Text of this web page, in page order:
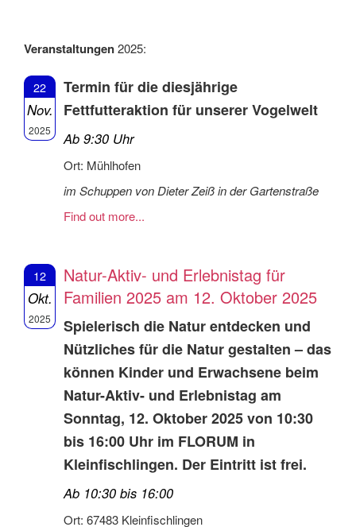
Veranstaltungen2025:
22
Nov.
2025
Termin für die diesjährige
Fettfutteraktion für unserer Vogelwelt
Ab 9:30 Uhr
Ort: Mühlhofen
im Schuppen von Dieter Zeiß in der Gartenstraße
Find out more...
12
Okt.
2025
Natur-Aktiv- und Erlebnistag für
Familien 2025 am 12. Oktober 2025
Spielerisch die Natur entdecken und
Nützliches für die Natur gestalten – das
können Kinder und Erwachsene beim
Natur-Aktiv- und Erlebnistag am
Sonntag, 12. Oktober 2025 von 10:30
bis 16:00 Uhr im FLORUM in
Kleinfischlingen. Der Eintritt ist frei.
Ab 10:30 bis 16:00
Ort: 67483 Kleinfischlingen